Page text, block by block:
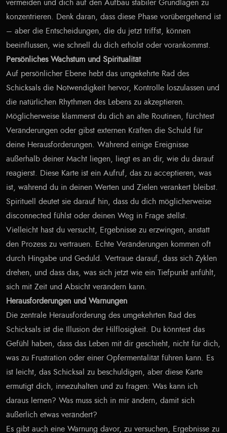
vermeiden und dich auf den Aufbau stabiler Grundlagen zu
konzentrieren. Denk daran, dass diese Phase vorübergehend ist
– aber die Entscheidungen, die du jetzt triffst, können
beeinflussen, wie schnell du dich erholst oder vorankommst.
Persönliches Wachstum und Spiritualität
Auf persönlicher Ebene hebt das umgekehrte Rad des
Schicksals die Notwendigkeit hervor, Kontrolle loszulassen und
die natürlichen Rhythmen des Lebens zu akzeptieren.
Möglicherweise klammerst du dich an alte Routinen, fürchtest
Veränderungen oder gibst externen Kräften die Schuld für
deine Herausforderungen. Während einige Ereignisse
außerhalb deiner Macht liegen, liegt es an dir, wie du darauf
reagierst. Diese Karte ist ein Aufruf, das zu acceptieren, was
ist, während du in deinen Werten und Zielen verankert bleibst.
Spirituell deutet sie darauf hin, dass du dich möglicherweise
disconnected fühlst oder deinen Weg in Frage stellst.
Vielleicht hast du versucht, Ergebnisse zu erzwingen, anstatt
den Prozess zu vertrauen. Echte Veränderungen kommen oft
durch Hingabe und Geduld. Vertraue darauf, dass sich Zyklen
drehen, und dass das, was sich jetzt wie ein Tiefpunkt anfühlt,
sich mit Zeit und Absicht verändern kann.
Herausforderungen und Warnungen
Die zentrale Herausforderung des umgekehrten Rad des
Schicksals ist die Illusion der Hilflosigkeit. Du könntest das
Gefühl haben, dass das Leben mit dir geschieht, nicht für dich,
was zu Frustration oder einer Opfermentalität führen kann. Es
ist leicht, das Schicksal zu beschuldigen, aber diese Karte
ermutigt dich, innezuhalten und zu fragen: Was kann ich
daraus lernen? Was muss sich in mir ändern, damit sich
äußerlich etwas verändert?
Es gibt auch eine Warnung davor, zu versuchen, Ergebnisse zu